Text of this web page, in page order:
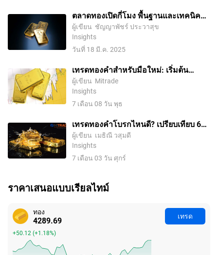
ตลาดทองเปิดกี่โมง พื้นฐานและเทคนิคที่
นักลงทุนต้องรู้
ผู้เขียน ชัญญาพัชร์ ประวาสุข
Insights
วันที่ 18 มี.ค. 2025
เทรดทองคำสำหรับมือใหม่: เริ่มต้น
XAUUSD อย่างไรให้เข้าใจความเสี่ยง
ผู้เขียน Mitrade
Insights
7 เดือน 08 วัน พุธ
เทรดทองคำโบรกไหนดี? เปรียบเทียบ 6
โบรกเกอร์ทองคำที่ดีที่สุดปี 2026
ผู้เขียน เมธิณี วสุมดี
Insights
7 เดือน 03 วัน ศุกร์
ราคาเสนอแบบเรียลไทม์
ทอง
4289.78
+50.21 (+1.18%)
เทรด